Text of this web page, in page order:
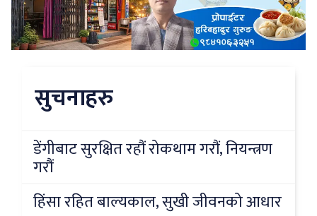
सुचनाहरु
डेंगीबाट सुरक्षित रहौं रोकथाम गरौं, नियन्त्रण
गरौं
हिंसा रहित बाल्यकाल, सुखी जीवनको आधार